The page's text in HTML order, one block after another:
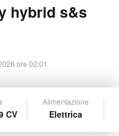
hybrid s&s
ore 02:01
CV
Alimentazione
Elettrica